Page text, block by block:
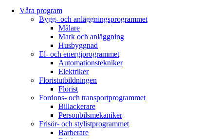
Våra program
Bygg- och anläggningsprogrammet
Målare
Mark och anläggning
Husbyggnad
El- och energiprogrammet
Automations­tekniker
Elektriker
Floristutbildningen
Florist
Fordons- och transportprogrammet
Bil­lackerare
Personbils­mekaniker
Frisör- och stylistprogrammet
Barberare